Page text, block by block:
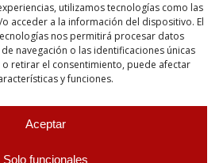
utilizamos tecnologías como las
acceder a la información del dispositivo. El
nos permitirá procesar datos
navegación o las identificaciones únicas
retirar el consentimiento, puede afectar
y funciones.
Aceptar
Solo funcionales